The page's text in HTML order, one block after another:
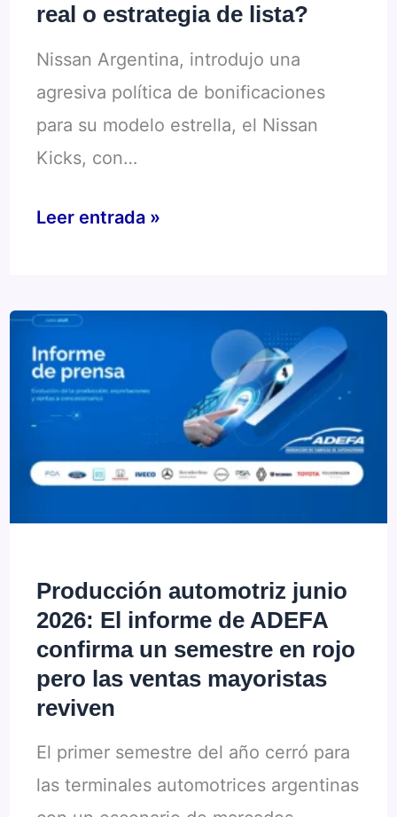
real o estrategia de lista?
Nissan Argentina, introdujo una
agresiva política de bonificaciones
para su modelo estrella, el Nissan
Kicks, con…
Efecto
sale
a
pelear
con
millones,
¿descuento
real
o
estrategia
de
Leer entrada »
Producción automotriz junio
2026: El informe de ADEFA
confirma un semestre en rojo
pero las ventas mayoristas
reviven
El primer semestre del año cerró para
las terminales automotrices argentinas